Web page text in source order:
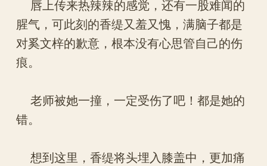
唇上传来热辣辣的感觉，还有一股难闻的
腥气，可此刻的香缇又羞又愧，满脑子都是
对奚文梓的歉意，根本没有心思管自己的伤
痕。
老师被她一撞，一定受伤了吧！都是她的
错。
想到这里，香缇将头埋入膝盖中，更加痛